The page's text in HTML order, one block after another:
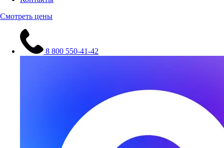
Смотреть цены
8 800 550-41-42